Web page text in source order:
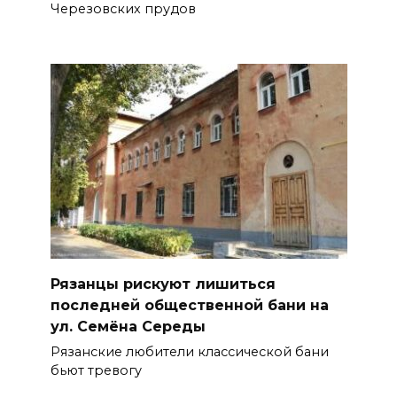
Черезовских прудов
Рязанцы рискуют лишиться
последней общественной бани на
ул. Семёна Середы
Рязанские любители классической бани
бьют тревогу